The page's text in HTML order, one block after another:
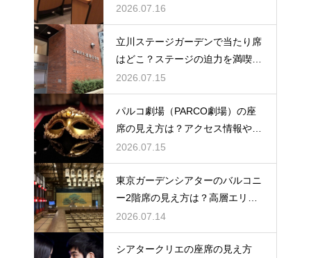
公演の長さを解説
2026.07.16
立川ステージガーデンで当たり席
はどこ？ステージの迫力を満喫で
きるベストポジションを紹介
2026.07.15
パルコ劇場（PARCO劇場）の座
席の見え方は？アクセス情報や劇
場の特徴も徹底紹介
2026.07.15
東京ガーデンシアターのバルコニ
ー2階席の見え方は？高層エリア
からの視界と音響をチェック
2026.07.14
シアタークリエの座席の見え方